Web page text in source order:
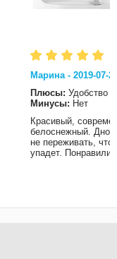
Марина - 2019-07-
Плюсы: Удобство
Минусы: Нет
Красивый,
белоснежный. Дно
не переживать, что
упадет.